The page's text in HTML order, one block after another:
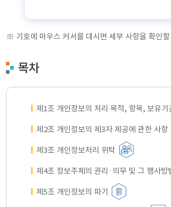
※ 기호에 마우스 커서를 대시면 세부 사항을 확인
목차
제1조 개인정보의 처리 목적, 항목, 보유
제2조 개인정보의 제3자 제공에 관한 사항
제3조 개인정보처리 위탁
제4조 정보주체의 권리·의무 및 그 행사방
제5조 개인정보의 파기